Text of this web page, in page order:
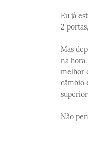
Eu já
2
Mas
na
melhor
câmbio
Não